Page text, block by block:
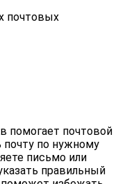
почтовых
помогает почтовой
почту по нужному
письмо или
правильный